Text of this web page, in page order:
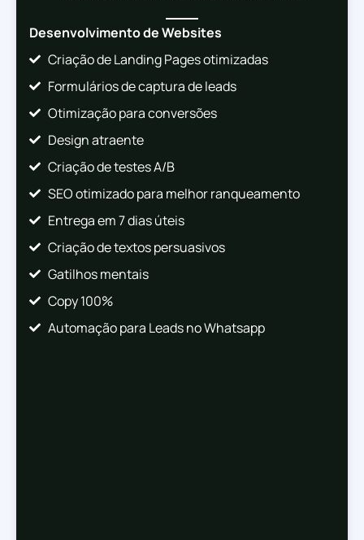
Desenvolvimento de Websites
Criação de Landing Pages otimizadas
Formulários de captura de leads
Otimização para conversões
Design atraente
Criação de testes A/B
SEO otimizado para melhor ranqueamento
Entrega em 7 dias úteis
Criação de textos persuasivos
Gatilhos mentais
Copy 100%
Automação para Leads no Whatsapp